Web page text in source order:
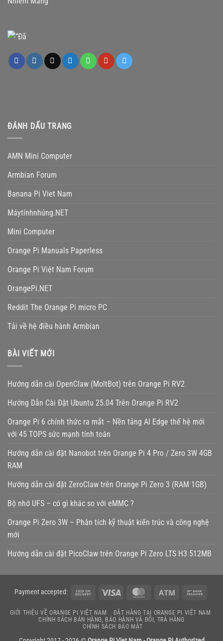
ĐÁNH DẤU TRANG
AMN Mini Computer
Armbian Forum
Banana Pi Viet Nam
Máytínhnhúng.NET
Mini Computer
Orange Pi Manuals Paperless
Orange Pi Việt Nam Forum
OrangePi.NET
Reddit The Orange Pi micro PC
Tải về hệ điều hành Armbian
BÀI VIẾT MỚI
Hướng dẫn cài OpenClaw (MoltBot) trên Orange Pi RV2
Hướng Dẫn Cài Đặt Ubuntu 25.04 Trên Orange Pi RV2
Orange Pi 6 chính thức ra mắt – Nền tảng AI Edge thế hệ mới
với 45 TOPS sức mạnh tính toán
Hướng dẫn cài đặt Nanobot trên Orange Pi 4 Pro / Zero 3W 4GB
RAM
Hướng dẫn cài đặt ZeroClaw trên Orange Pi Zero 3 (RAM 1GB)
Bộ nhớ UFS – có gì khác so với eMMC ?
Orange Pi Zero 3W – Phân tích kỹ thuật kiến trúc và công nghệ
mới
Hướng dẫn cài đặt PicoClaw trên Orange Pi Zero LTS H3 512MB
Payment accepted:
Cash
Delivery
MasterCard Atm
GIỚI THIỆU VỀ ORANGE PI VIỆT NAM
ĐẶT HÀNG TẠI ORANGE PI VIỆT NAM
CHÍNH SÁCH BÁN HÀNG, BẢO HÀNH VÀ ĐỔI, TRẢ HÀNG
CHÍNH SÁCH BẢO MẬT